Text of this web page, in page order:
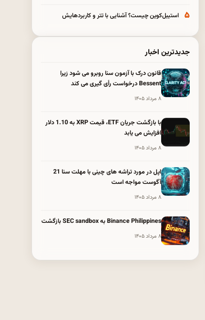
۵ استیبل‌کوین چیست؟ آشنایی با تتر و کاربردهایش
جدیدترین اخبار
قانون درک با آزمون سنا روبرو می شود زیرا
Bessent درخواست رأی گیری می کند
۸ مرداد ۱۴۰۵
با بازگشت جریان ETF، قیمت XRP به 1.10 دلار
افزایش می یابد
۸ مرداد ۱۴۰۵
اپل در مورد تراشه های چینی با مهلت سنا 21
آگوست مواجه است
۸ مرداد ۱۴۰۵
Binance Philippines به SEC sandbox بازگشت
۸ مرداد ۱۴۰۵